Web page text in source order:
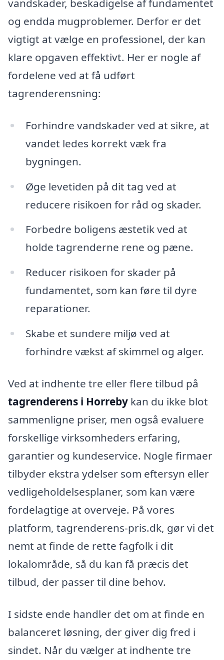
vandskader, beskadigelse af fundamentet
og endda mugproblemer. Derfor er det
vigtigt at vælge en professionel, der kan
klare opgaven effektivt. Her er nogle af
fordelene ved at få udført
tagrenderensning:
Forhindre vandskader ved at sikre, at
vandet ledes korrekt væk fra
bygningen.
Øge levetiden på dit tag ved at
reducere risikoen for råd og skader.
Forbedre boligens æstetik ved at
holde tagrenderne rene og pæne.
Reducer risikoen for skader på
fundamentet, som kan føre til dyre
reparationer.
Skabe et sundere miljø ved at
forhindre vækst af skimmel og alger.
Ved at indhente tre eller flere tilbud på
tagrenderens i Horreby kan du ikke blot
sammenligne priser, men også evaluere
forskellige virksomheders erfaring,
garantier og kundeservice. Nogle firmaer
tilbyder ekstra ydelser som eftersyn eller
vedligeholdelsesplaner, som kan være
fordelagtige at overveje. På vores
platform, tagrenderens-pris.dk, gør vi det
nemt at finde de rette fagfolk i dit
lokalområde, så du kan få præcis det
tilbud, der passer til dine behov.
I sidste ende handler det om at finde en
balanceret løsning, der giver dig fred i
sindet. Når du vælger at indhente tre